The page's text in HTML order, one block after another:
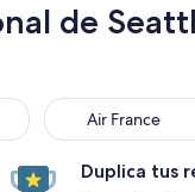
de
Air France
Air France
Duplica tus